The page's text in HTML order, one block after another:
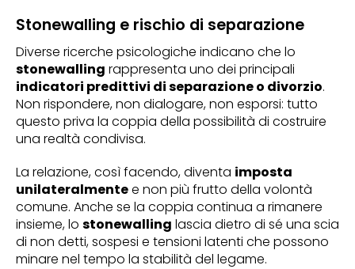
Stonewalling e rischio di separazione
Diverse ricerche psicologiche indicano che lo
stonewalling rappresenta uno dei principali
indicatori predittivi di separazione o divorzio.
Non rispondere, non dialogare, non esporsi: tutto
questo priva la coppia della possibilità di costruire
una realtà condivisa.
La relazione, così facendo, diventa imposta
unilateralmentee non più frutto della volontà
comune. Anche se la coppia continua a rimanere
insieme, lo stonewalling lascia dietro di sé una scia
di non detti, sospesi e tensioni latenti che possono
minare nel tempo la stabilità del legame.